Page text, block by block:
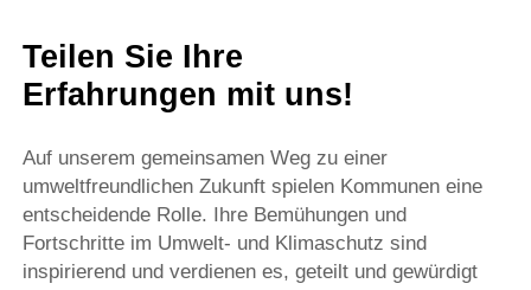
Teilen Sie Ihre
Erfahrungen mit uns!
Auf unserem gemeinsamen Weg zu einer
umweltfreundlichen Zukunft spielen Kommunen eine
entscheidende Rolle. Ihre Bemühungen und
Fortschritte im Umwelt- und Klimaschutz sind
inspirierend und verdienen es, geteilt und gewürdigt